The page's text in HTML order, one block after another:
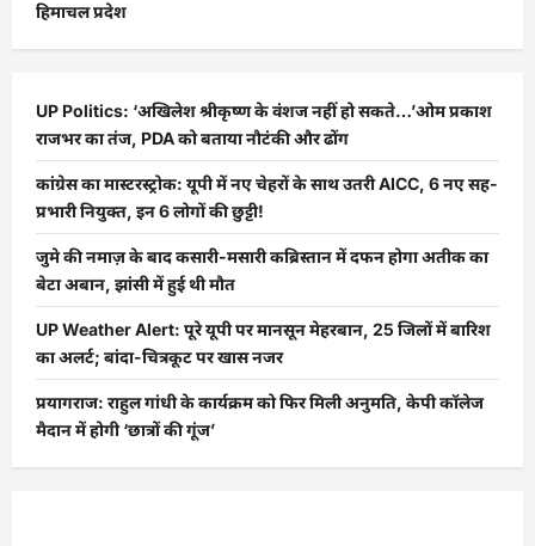
हिमाचल प्रदेश
UP Politics: ‘अखिलेश श्रीकृष्ण के वंशज नहीं हो सकते…’ओम प्रकाश
राजभर का तंज, PDA को बताया नौटंकी और ढोंग
कांग्रेस का मास्टरस्ट्रोक: यूपी में नए चेहरों के साथ उतरी AICC, 6 नए सह-
प्रभारी नियुक्त, इन 6 लोगों की छुट्टी!
जुमे की नमाज़ के बाद कसारी-मसारी कब्रिस्तान में दफन होगा अतीक का
बेटा अबान, झांसी में हुई थी मौत
UP Weather Alert: पूरे यूपी पर मानसून मेहरबान, 25 जिलों में बारिश
का अलर्ट; बांदा-चित्रकूट पर खास नजर
प्रयागराज: राहुल गांधी के कार्यक्रम को फिर मिली अनुमति, केपी कॉलेज
मैदान में होगी ‘छात्रों की गूंज’